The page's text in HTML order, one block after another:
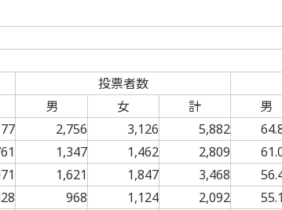
投票者数
男 女 計 男
2,756 3,126 5,882
1,347 1,462 2,809
1,621 1,847 3,468
968 1,124 2,092